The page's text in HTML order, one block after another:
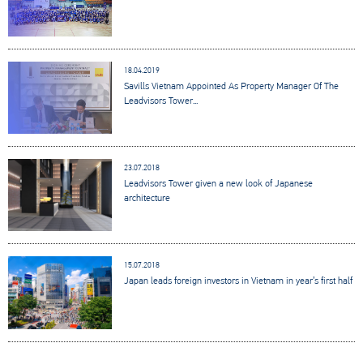
18.04.2019
Savills Vietnam Appointed As Property Manager Of The
Leadvisors Tower...
23.07.2018
Leadvisors Tower given a new look of Japanese
architecture
15.07.2018
Japan leads foreign investors in Vietnam in year’s first half